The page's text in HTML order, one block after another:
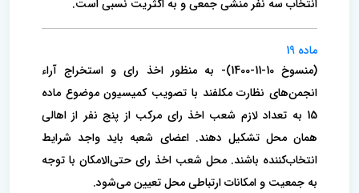
انتخاب سه نفر منشی جمعی و به اکثریت نسبی است.
ماده 19
(منسوخ 10-11-1400)- به منظور اخذ رای و استخراج آراء
انجمن‌های نظارت مکلفند با تصویب کمیسیون موضوع ماده
15 به تعداد لازم شعب اخذ رای مرکب از پنج نفر از اهالی
همان محل تشکیل دهند. ‌اعضای شعبه باید واجد شرایط
انتخاب‌کننده باشند. ‌محل شعب اخذ رای حتی‌الامکان با توجه
به جمعیت و امکانات ارتباطی محل تعیین می‌شود.